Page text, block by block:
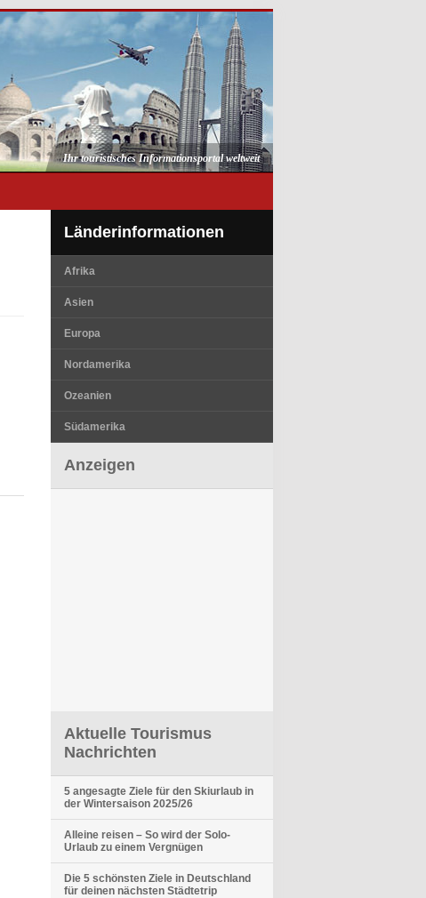
Ihr touristisches Informationsportal weltweit
Länderinformationen
Afrika
Asien
Europa
Nordamerika
Ozeanien
Südamerika
Anzeigen
Aktuelle Tourismus
Nachrichten
5 angesagte Ziele für den Skiurlaub in
der Wintersaison 2025/26
Alleine reisen – So wird der Solo-
Urlaub zu einem Vergnügen
Die 5 schönsten Ziele in Deutschland
für deinen nächsten Städtetrip